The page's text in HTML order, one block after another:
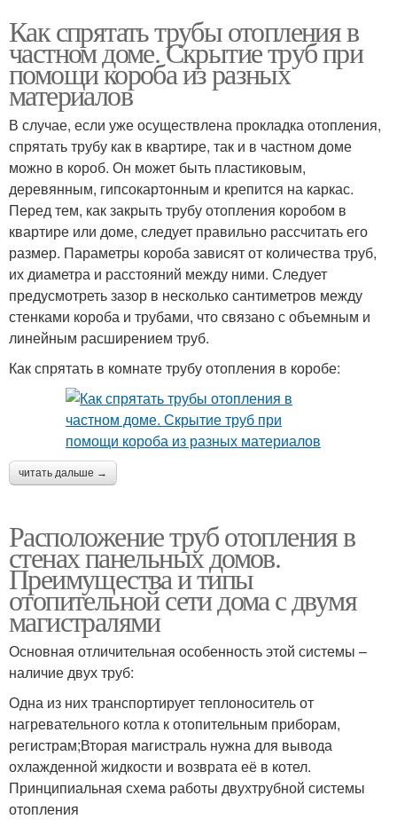
Как спрятать трубы отопления в
частном доме. Скрытие труб при
помощи короба из разных
материалов
В случае, если уже осуществлена прокладка отопления,
спрятать трубу как в квартире, так и в частном доме
можно в короб. Он может быть пластиковым,
деревянным, гипсокартонным и крепится на каркас.
Перед тем, как закрыть трубу отопления коробом в
квартире или доме, следует правильно рассчитать его
размер. Параметры короба зависят от количества труб,
их диаметра и расстояний между ними. Следует
предусмотреть зазор в несколько сантиметров между
стенками короба и трубами, что связано с объемным и
линейным расширением труб.
Как спрятать в комнате трубу отопления в коробе:
читать дальше →
Расположение труб отопления в
стенах панельных домов.
Преимущества и типы
отопительной сети дома с двумя
магистралями
Основная отличительная особенность этой системы –
наличие двух труб:
Одна из них транспортирует теплоноситель от
нагревательного котла к отопительным приборам,
регистрам;Вторая магистраль нужна для вывода
охлажденной жидкости и возврата её в котел.
Принципиальная схема работы двухтрубной системы
отопления